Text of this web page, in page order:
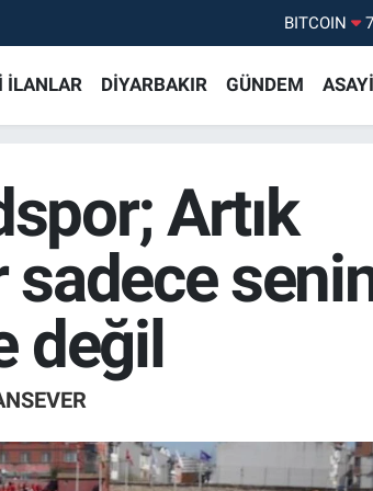
DOLAR
BITCOIN
İLANLAR DİYARBAKIR GÜNDEM
Artık
sadece
değil